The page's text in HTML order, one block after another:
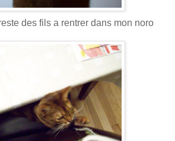
des fils a rentrer dans mon noro